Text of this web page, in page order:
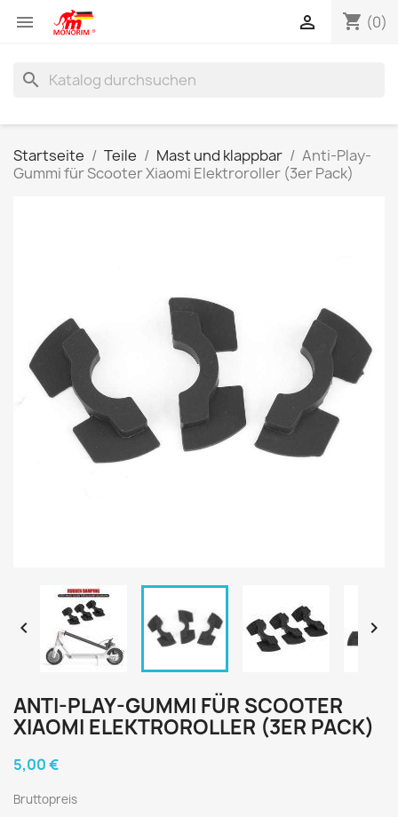
 shopping_cart (0)

search
Startseite Teile Mast und klappbar
Anti-Play-
Gummi für Scooter Xiaomi Elektroroller (3er Pack)
 
ANTI-PLAY-GUMMI FÜR SCOOTER
XIAOMI ELEKTROROLLER (3ER PACK)
5,00 €
Bruttopreis